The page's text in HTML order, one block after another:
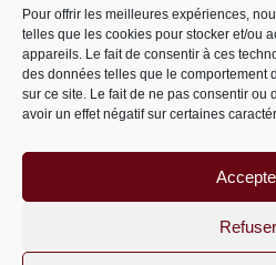
Pour offrir les meilleures expériences,
telles que les cookies pour stocker et/ou
appareils. Le fait de consentir à ces
des données telles que le comportement
sur ce site. Le fait de ne pas consentir ou
avoir un effet négatif sur certaines
Refuser
Catégories